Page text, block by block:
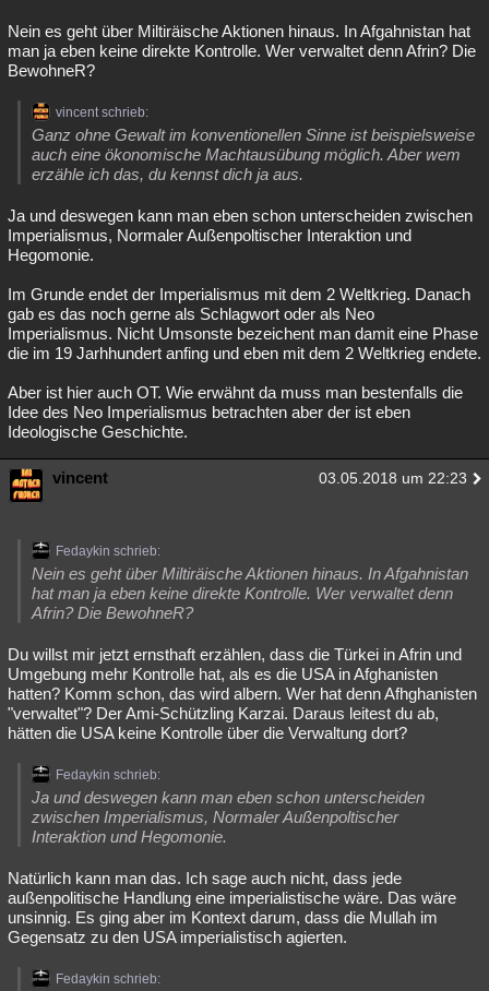
Nein es geht über Miltiräische Aktionen hinaus. In Afgahnistan hat
man ja eben keine direkte Kontrolle. Wer verwaltet denn Afrin? Die
BewohneR?
vincent schrieb:
Ganz ohne Gewalt im konventionellen Sinne ist beispielsweise
auch eine ökonomische Machtausübung möglich. Aber wem
erzähle ich das, du kennst dich ja aus.
Ja und deswegen kann man eben schon unterscheiden zwischen
Imperialismus, Normaler Außenpoltischer Interaktion und
Hegomonie.
Im Grunde endet der Imperialismus mit dem 2 Weltkrieg. Danach
gab es das noch gerne als Schlagwort oder als Neo
Imperialismus. Nicht Umsonste bezeichent man damit eine Phase
die im 19 Jarhhundert anfing und eben mit dem 2 Weltkrieg endete.
Aber ist hier auch OT. Wie erwähnt da muss man bestenfalls die
Idee des Neo Imperialismus betrachten aber der ist eben
Ideologische Geschichte.
vincent 03.05.2018 um 22:23
Fedaykin schrieb:
Nein es geht über Miltiräische Aktionen hinaus. In Afgahnistan
hat man ja eben keine direkte Kontrolle. Wer verwaltet denn
Afrin? Die BewohneR?
Du willst mir jetzt ernsthaft erzählen, dass die Türkei in Afrin und
Umgebung mehr Kontrolle hat, als es die USA in Afghanisten
hatten? Komm schon, das wird albern. Wer hat denn Afhghanisten
"verwaltet"? Der Ami-Schützling Karzai. Daraus leitest du ab,
hätten die USA keine Kontrolle über die Verwaltung dort?
Fedaykin schrieb:
Ja und deswegen kann man eben schon unterscheiden
zwischen Imperialismus, Normaler Außenpoltischer
Interaktion und Hegomonie.
Natürlich kann man das. Ich sage auch nicht, dass jede
außenpolitische Handlung eine imperialistische wäre. Das wäre
unsinnig. Es ging aber im Kontext darum, dass die Mullah im
Gegensatz zu den USA imperialistisch agierten.
Fedaykin schrieb: